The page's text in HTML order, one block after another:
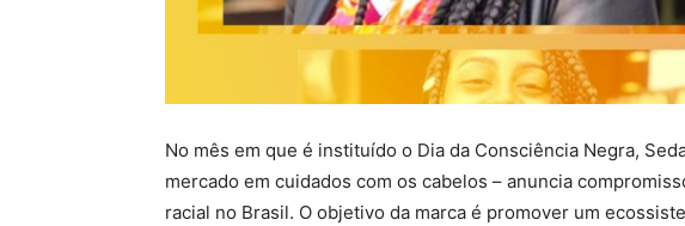
No mês em que é instituído o Dia da Consciência Negra,
mercado em cuidados com os cabelos – anuncia
racial no Brasil. O objetivo da marca é promover um